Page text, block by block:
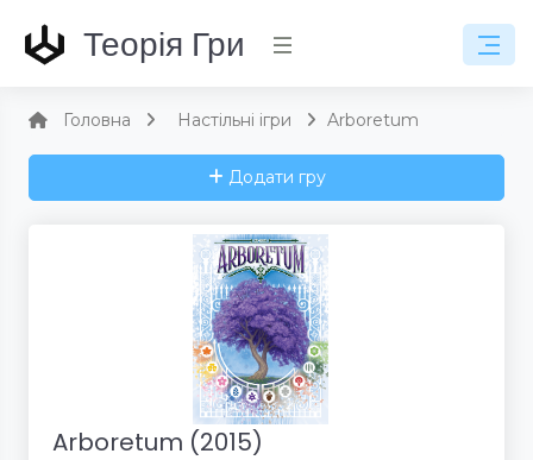
Теорія Гри
Головна Настільні ігри Arboretum
Додати гру
Arboretum (2015)